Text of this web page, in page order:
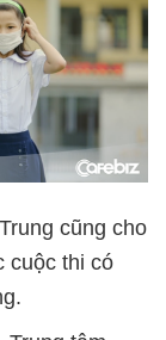
cũng cho
cuộc thi có